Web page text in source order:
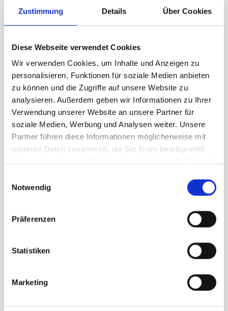
Zustimmung Details Über Cookies
Diese Webseite verwendet Cookies
Wir verwenden Cookies, um Inhalte und Anzeigen zu
personalisieren, Funktionen für soziale Medien anbieten
zu können und die Zugriffe auf unsere Website zu
analysieren. Außerdem geben wir Informationen zu Ihrer
Verwendung unserer Website an unsere Partner für
soziale Medien, Werbung und Analysen weiter. Unsere
Partner führen diese Informationen möglicherweise mit
weiteren Daten zusammen, die Sie ihnen bereitgestellt
Notwendig
Präferenzen
Statistiken
Marketing
Clicken, um das Karussell zu überspringen
Wir haben andere Produkte
gefunden, die Ihnen gefallen
könnten!
Ortovox Seceda 3L Jacket Damen